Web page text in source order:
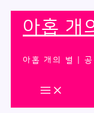
콘
아홉 개
아홉 개의 별 | 공